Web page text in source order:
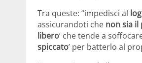
Tra queste: “impedisci al
assicurandoti che non sia
libero’ che tende a
spiccato’ per batterlo al